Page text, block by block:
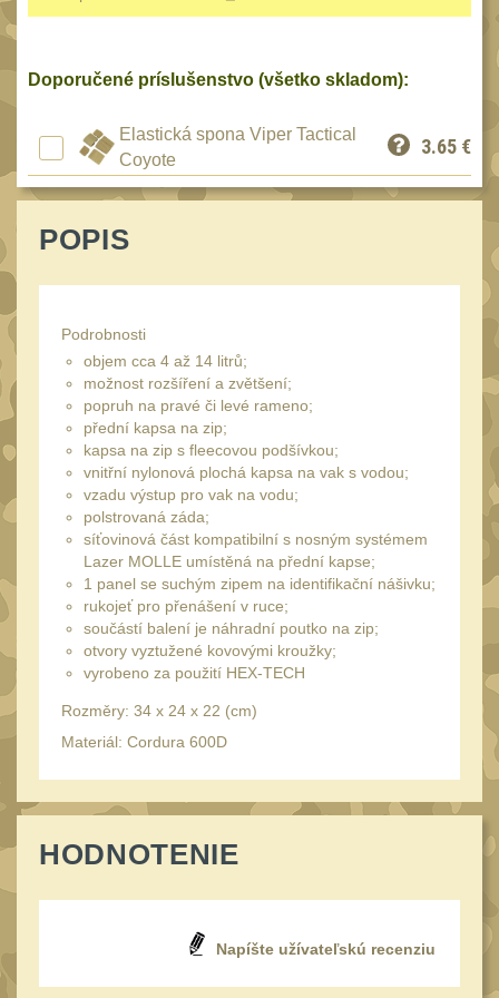
objednávky
BRAŠNY A TAŠKY
Brašny50
Univerzalní tašky 62
Speciální přepravní
tašky
Ledvinky59
Organizéry 167
Odhazováky
Speciální pouzdra I
Speciální pouzdra II 33
Speciální pouzdra III
Pouzdra na láhev 42
Pouzdra na toaletní
potřeby3
Pouzdra na
lékárničku
Pouzdra na
elektroniku
suchý zip95
Stehenní pouzdra
Pouzdra na svítilny2
Puzdrá na mapy24
Doporučené príslušenstvo (všetko skladom):
Elastická spona Viper Tactical
Coyote
3.65 €
POPIS
Podrobnosti
objem cca 4 až 14 litrů;
možnost rozšíření a zvětšení;
popruh na pravé či levé rameno;
přední kapsa na zip;
kapsa na zip s fleecovou podšívkou;
vnitřní nylonová plochá kapsa na vak s vodou;
vzadu výstup pro vak na vodu;
polstrovaná záda;
síťovinová část kompatibilní s nosným systémem
Lazer MOLLE umístěná na přední kapse;
1 panel se suchým zipem na identifikační nášivku;
rukojeť pro přenášení v ruce;
součástí balení je náhradní poutko na zip;
otvory vyztužené kovovými kroužky;
vyrobeno za použití HEX-TECH
Rozměry: 34 x 24 x 22 (cm)
Materiál: Cordura 600D
HODNOTENIE
Napíšte užívateľskú recenziu